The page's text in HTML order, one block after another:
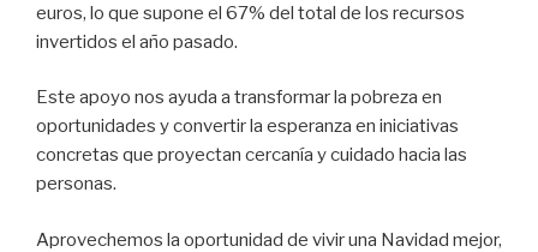
euros, lo que supone el 67% del total de los recursos
invertidos el año pasado.
Este apoyo nos ayuda a transformar la pobreza en
oportunidades y convertir la esperanza en iniciativas
concretas que proyectan cercanía y cuidado hacia las
personas.
Aprovechemos la oportunidad de vivir una Navidad mejor,